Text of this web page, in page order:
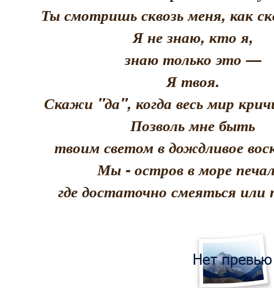
Ты смотришь сквозь меня, как
Я не знаю, кто я,
знаю только это —
Я твоя.
Скажи "да", когда весь мир
Позволь мне быть
твоим светом в дождливое
Мы - остров в море
где достаточно смеяться или